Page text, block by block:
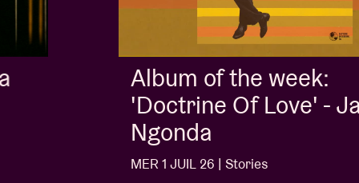
Album of the week:
'Doctrine Of Love' - Jalen
MER 1 JUIL 26 | Stories